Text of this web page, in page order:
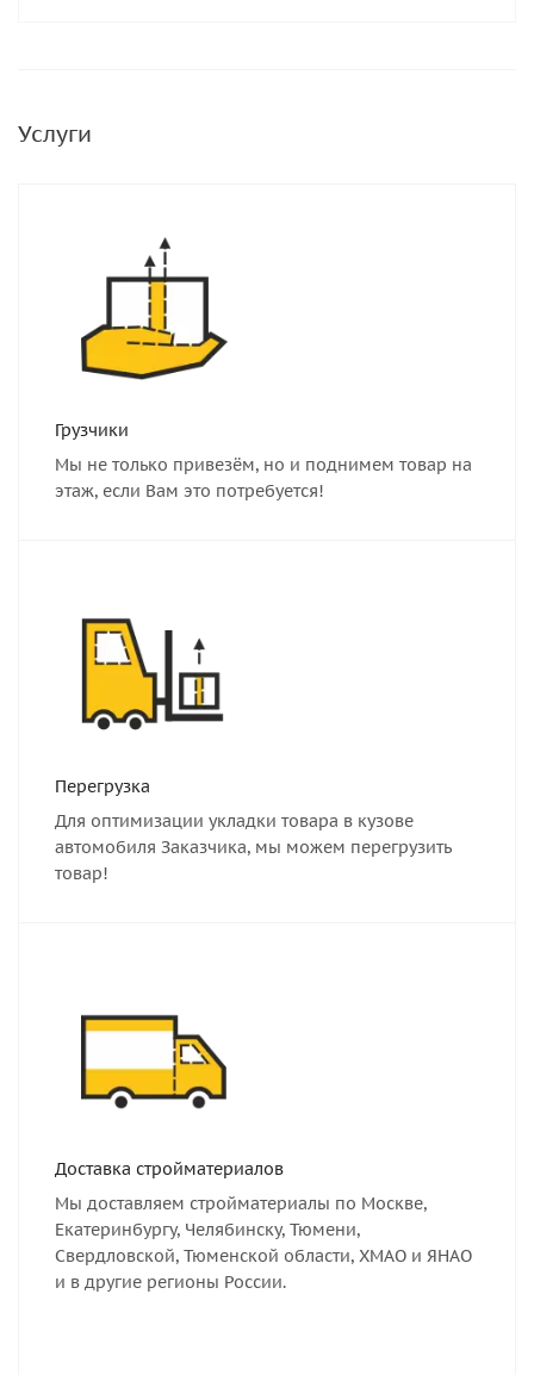
Услуги
Грузчики
Мы не только привезём, но и поднимем товар на
этаж, если Вам это потребуется!
Перегрузка
Для оптимизации укладки товара в кузове
автомобиля Заказчика, мы можем перегрузить
товар!
Доставка стройматериалов
Мы доставляем стройматериалы по Москве,
Екатеринбургу, Челябинску, Тюмени,
Свердловской, Тюменской области, ХМАО и ЯНАО
и в другие регионы России.